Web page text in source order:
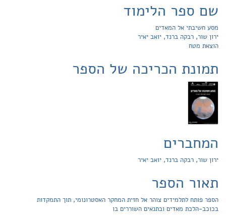
שם ספר הלימוד
מסע חשיבתי אל המאדים
ירון שור, רבקה ברנד, יואב יאיר
הוצאת מטח
תמונת הכריכה של הספר
המחברים
ירון שור, רבקה ברנד, יואב יאיר
תאור הספר
הספר פותח לתלמידים צוהר אל חזית המחקר האסטרונומי, תוך התמקדות
בכוכב-הלכת מאדים ובתנאים השוררים בו